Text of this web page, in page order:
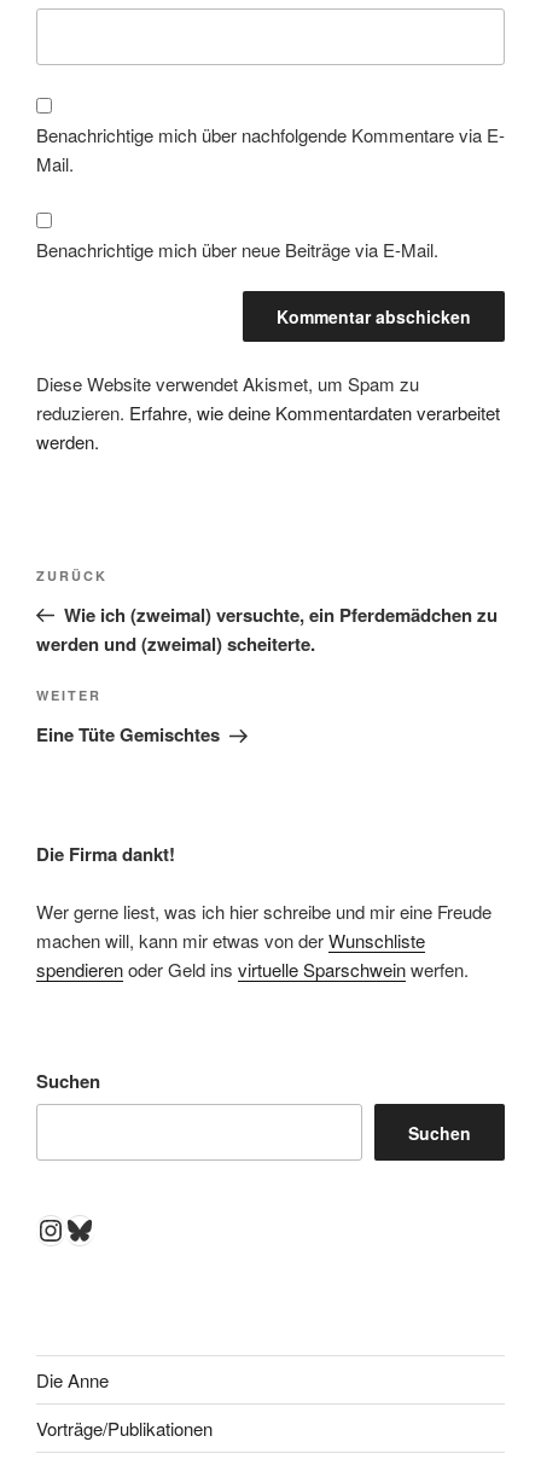
Benachrichtige mich über nachfolgende Kommentare via E-
Mail.
Benachrichtige mich über neue Beiträge via E-Mail.
Diese Website verwendet Akismet, um Spam zu
reduzieren. Erfahre, wie deine Kommentardaten verarbeitet
werden.
Beitragsnavigation
Vorheriger
Beitrag
ZURÜCK
Wie ich (zweimal) versuchte, ein Pferdemädchen zu
werden und (zweimal) scheiterte.
Nächster
Beitrag
WEITER
Eine Tüte Gemischtes
Die Firma dankt!
Wer gerne liest, was ich hier schreibe und mir eine Freude
machen will, kann mir etwas von derWunschliste
spendierenoder Geld ins virtuelle Sparschweinwerfen.
Suchen
Suchen
Instagram
Bluesky
Die Anne
Vorträge/Publikationen